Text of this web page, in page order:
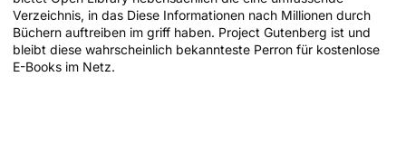
Verzeichnis, in das Diese Informationen nach Millionen durch
Büchern auftreiben im griff haben. Project Gutenberg ist und
bleibt diese wahrscheinlich bekannteste Perron für kostenlose
E-Books im Netz.